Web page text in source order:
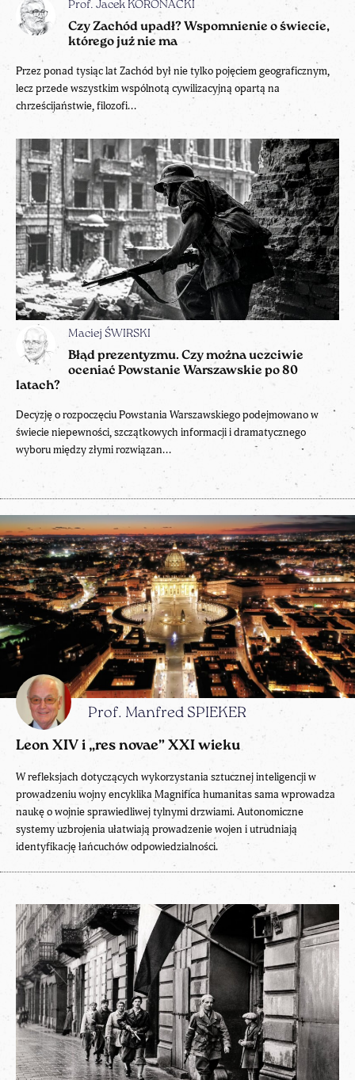
Prof. Jacek KORONACKI
Czy Zachód upadł? Wspomnienie o świecie,
którego już nie ma
Przez ponad tysiąc lat Zachód był nie tylko pojęciem geograficznym,
lecz przede wszystkim wspólnotą cywilizacyjną opartą na
chrześcijaństwie, filozofi...
Maciej ŚWIRSKI
Błąd prezentyzmu. Czy można uczciwie
oceniać Powstanie Warszawskie po 80
latach?
Decyzję o rozpoczęciu Powstania Warszawskiego podejmowano w
świecie niepewności, szczątkowych informacji i dramatycznego
wyboru między złymi rozwiązan...
Prof. Manfred SPIEKER
Leon XIV i „res novae” XXI wieku
W refleksjach dotyczących wykorzystania sztucznej inteligencji w
prowadzeniu wojny encyklika Magnifica humanitas sama wprowadza
naukę o wojnie sprawiedliwej tylnymi drzwiami. Autonomiczne
systemy uzbrojenia ułatwiają prowadzenie wojen i utrudniają
identyfikację łańcuchów odpowiedzialności.